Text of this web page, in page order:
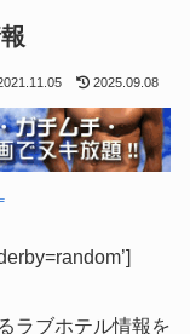
2025.09.08
ラブホテル情報を